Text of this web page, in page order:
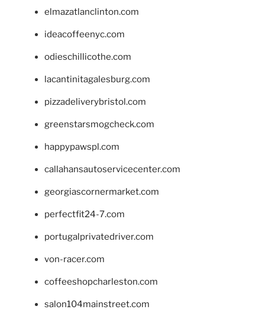
elmazatlanclinton.com
ideacoffeenyc.com
odieschillicothe.com
lacantinitagalesburg.com
pizzadeliverybristol.com
greenstarsmogcheck.com
happypawspl.com
callahansautoservicecenter.com
georgiascornermarket.com
perfectfit24-7.com
portugalprivatedriver.com
von-racer.com
coffeeshopcharleston.com
salon104mainstreet.com